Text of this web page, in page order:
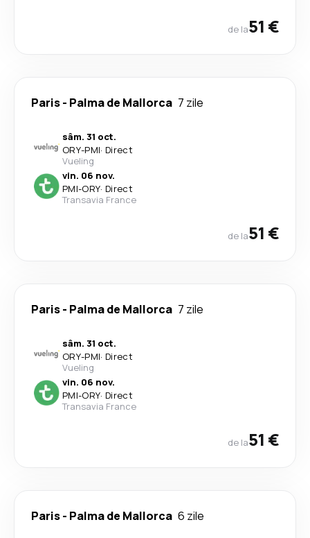
de la51 €
Paris- Palma de Mallorca 7 zile
sâm. 31 oct.
ORY-PMI· Direct
Vueling
vin. 06 nov.
PMI-ORY· Direct
Transavia France
de la51 €
Paris- Palma de Mallorca 7 zile
sâm. 31 oct.
ORY-PMI· Direct
Vueling
vin. 06 nov.
PMI-ORY· Direct
Transavia France
de la51 €
Paris- Palma de Mallorca 6 zile